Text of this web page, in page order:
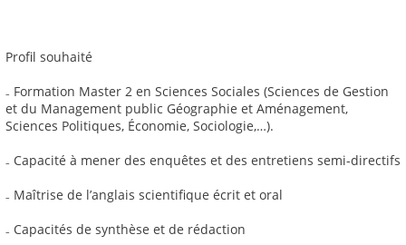
Profil souhaité
₋ Formation Master 2 en Sciences Sociales (Sciences de Gestion
et du Management public Géographie et Aménagement,
Sciences Politiques, Économie, Sociologie,…).
₋ Capacité à mener des enquêtes et des entretiens semi-directifs
₋ Maîtrise de l’anglais scientifique écrit et oral
₋ Capacités de synthèse et de rédaction